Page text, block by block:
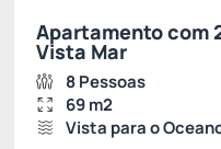
Apartamento com
Vista Mar
8 Pessoas
69 m2
Vista para o